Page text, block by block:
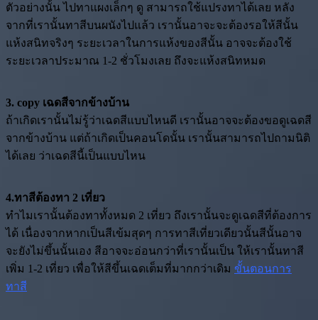
ตัวอย่างนั้น ไปทาแผงเล็กๆ ดู สามารถใช้แปรงทาได้เลย หลัง
จากที่เรานั้นทาสีบนผนังไปแล้ว เรานั้นอาจะจะต้องรอให้สีนั้น
แห้งสนิทจริงๆ ระยะเวลาในการแห้งของสีนั้น อาจจะต้องใช้
ระยะเวลาประมาณ 1-2 ชั่วโมงเลย ถึงจะแห้งสนิทหมด
3. copy เฉดสีจากข้างบ้าน
ถ้าเกิดเรานั้นไม่รู้ว่าเฉดสีแบบไหนดี เรานั้นอาจจะต้องขอดูเฉดสี
จากข้างบ้าน แต่ถ้าเกิดเป็นคอนโดนั้น เรานั้นสามารถไปถามนิติ
ได้เลย ว่าเฉดสีนี้เป็นแบบไหน
4.ทาสีต้องทา 2 เที่ยว
ทำไมเรานั้นต้องทาทั้งหมด 2 เที่ยว ถึงเรานั้นจะดูเฉดสีที่ต้องการ
ได้ เนื่องจากหากเป็นสีเข้มสุดๆ การทาสีเที่ยวเดียวนั้นสีนั้นอาจ
จะยังไม่ขึ้นนั้นเอง สีอาจจะอ่อนกว่าที่เรานั้นเป็น ให้เรานั้นทาสี
เพิ่ม 1-2 เที่ยว เพื่อให้สีขึ้นเฉดเต็มที่มากกว่าเดิม ขั้นตอนการ
ทาสี